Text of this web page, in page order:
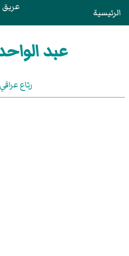
الرئيسية عريق
عبد
ربّاع عراقي